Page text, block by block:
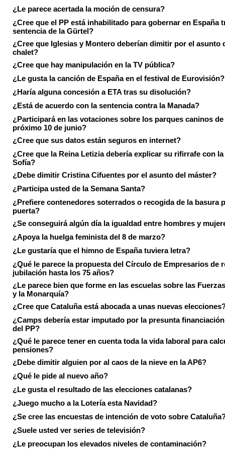
¿Le parece acertada la moción de censura?
¿Cree que el PP está inhabilitado para gobernar en España
sentencia de la Gürtel?
¿Cree que Iglesias y Montero deberían dimitir por el asunto
chalet?
¿Cree que hay manipulación en la TV pública?
¿Le gusta la canción de España en el festival de Eurovisión?
¿Haría alguna concesión a ETA tras su disolución?
¿Está de acuerdo con la sentencia contra la Manada?
¿Participará en las votaciones sobre los parques caninos de
próximo 10 de junio?
¿Cree que sus datos están seguros en internet?
¿Cree que la Reina Letizia debería explicar su rifirrafe con la
Sofía?
¿Debe dimitir Cristina Cifuentes por el asunto del máster?
¿Participa usted de la Semana Santa?
¿Prefiere contenedores soterrados o recogida de la basura
puerta?
¿Se conseguirá algún día la igualdad entre hombres y
¿Apoya la huelga feminista del 8 de marzo?
¿Le gustaría que el himno de España tuviera letra?
¿Qué le parece la propuesta del Círculo de Empresarios de
jubilación hasta los 75 años?
¿Le parece bien que forme en las escuelas sobre las
y la Monarquía?
¿Cree que Cataluña está abocada a unas nuevas
¿Camps debería estar imputado por la presunta
del PP?
¿Qué le parece tener en cuenta toda la vida laboral para
pensiones?
¿Debe dimitir alguien por al caos de la nieve en la AP6?
¿Qué le pide al nuevo año?
¿Le gusta el resultado de las elecciones catalanas?
¿Juego mucho a la Lotería esta Navidad?
¿Se cree las encuestas de intención de voto sobre
¿Suele usted ver series de televisión?
¿Le preocupan los elevados niveles de contaminación?